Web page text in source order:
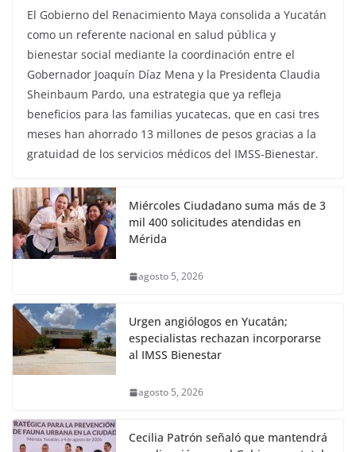
El Gobierno del Renacimiento Maya consolida a Yucatán
como un referente nacional en salud pública y
bienestar social mediante la coordinación entre el
Gobernador Joaquín Díaz Mena y la Presidenta Claudia
Sheinbaum Pardo, una estrategia que ya refleja
beneficios para las familias yucatecas, que en casi tres
meses han ahorrado 13 millones de pesos gracias a la
gratuidad de los servicios médicos del IMSS-Bienestar.
Miércoles Ciudadano suma más de 3
mil 400 solicitudes atendidas en
Mérida
agosto 5, 2026
Urgen angiólogos en Yucatán;
especialistas rechazan incorporarse
al IMSS Bienestar
agosto 5, 2026
Cecilia Patrón señaló que mantendrá